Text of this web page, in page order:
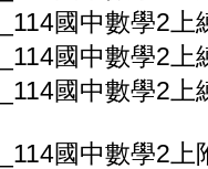
國中數學2上
國中數學2上
國中數學2上
國中數學2上